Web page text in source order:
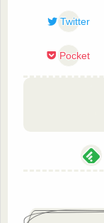
Twitter
Pocket